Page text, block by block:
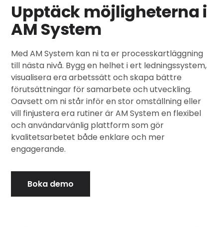
Upptäck möjligheterna i
AM System
Med AM System kan ni ta er processkartläggning
till nästa nivå. Bygg en helhet i ert ledningssystem,
visualisera era arbetssätt och skapa bättre
förutsättningar för samarbete och utveckling.
Oavsett om ni står inför en stor omställning eller
vill finjustera era rutiner är AM System en flexibel
och användarvänlig plattform som gör
kvalitetsarbetet både enklare och mer
engagerande.
Boka demo